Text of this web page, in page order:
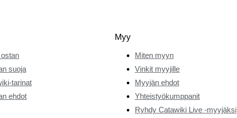
suoja
tarinat
ehdot
Myy
Miten myyn
Vinkit myyjille
Myyjän ehdot
Yhteistyökumppanit
Ryhdy Catawiki Live -myyjäksi